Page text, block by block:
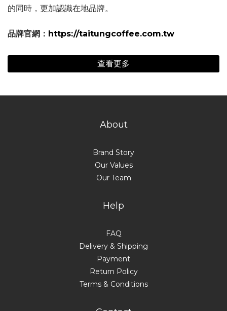
的同時，更加認識在地品牌。
品牌官網： https://taitungcoffee.com.tw
查看更多
About
Brand Story
Our Values
Our Team
Help
FAQ
Delivery & Shipping
Payment
Return Policy
Terms & Conditions